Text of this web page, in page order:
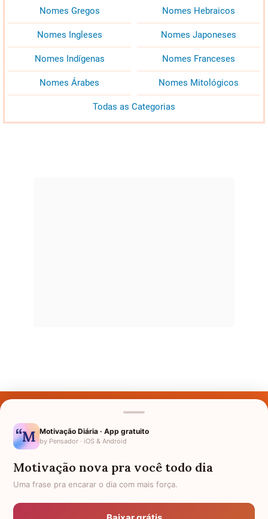
Nomes Gregos Nomes Hebraicos
Nomes Ingleses Nomes Japoneses
Nomes Indígenas Nomes Franceses
Nomes Árabes Nomes Mitológicos
Todas as Categorias
Nomes pelo Mundo
Política de Privacidade
Motivação Diária · App gratuito
by Pensador · iOS & Android
Motivação nova pra você todo dia
Uma frase pra encarar o dia com mais força.